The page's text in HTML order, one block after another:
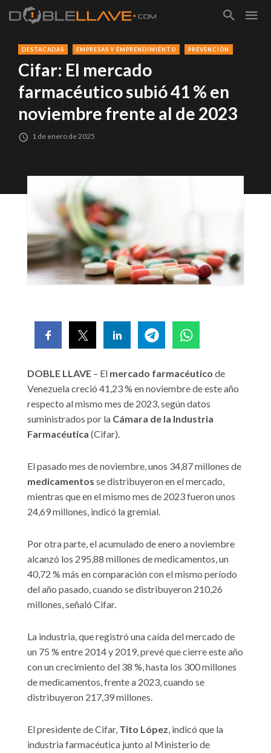
DESTACADAS EMPRESAS Y EMPRENDIMIENTO PREVENCIÓN
Cifar: El mercado
farmacéutico subió 41 % en
noviembre frente al de 2023
1 de enero de 2025
DOBLE LLAVE – El mercado farmacéutico de
Venezuela creció 41,23 % en noviembre de este año
respecto al mismo mes de 2023, según datos
suministrados por la Cámara de la Industria
Farmacéutica (Cifar).
El pasado mes de noviembre, unos 34,87 millones de
medicamentos se distribuyeron en el mercado,
mientras que en el mismo mes de 2023 fueron unos
24,69 millones, indicó la gremial.
Por otra parte, el acumulado de enero a noviembre
alcanzó los 295,88 millones de medicamentos, un
40,72 % más en comparación con el mismo período
del año pasado, cuando se distribuyeron 210,26
millones, señaló Cifar.
La industria, que registró una caída del mercado de
un 75 % entre 2014 y 2019, prevé que cierre este año
con un crecimiento del 38 %, hasta los 300 millones
de medicamentos, frente a 2023, cuando se
distribuyeron 217,39 millones.
El presidente de Cifar, Tito López, indicó que la
industria farmacéutica junto al Ministerio de